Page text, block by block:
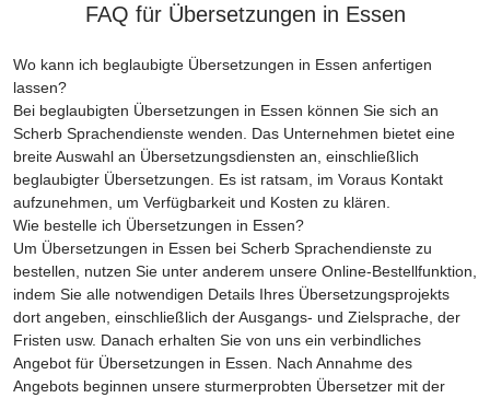
FAQ für Übersetzungen in Essen
Wo kann ich beglaubigte Übersetzungen in Essen anfertigen
lassen?
Bei beglaubigten Übersetzungen in Essen können Sie sich an
Scherb Sprachendienste wenden. Das Unternehmen bietet eine
breite Auswahl an Übersetzungsdiensten an, einschließlich
beglaubigter Übersetzungen. Es ist ratsam, im Voraus Kontakt
aufzunehmen, um Verfügbarkeit und Kosten zu klären.
Wie bestelle ich Übersetzungen in Essen?
Um Übersetzungen in Essen bei Scherb Sprachendienste zu
bestellen, nutzen Sie unter anderem unsere Online-Bestellfunktion,
indem Sie alle notwendigen Details Ihres Übersetzungsprojekts
dort angeben, einschließlich der Ausgangs- und Zielsprache, der
Fristen usw. Danach erhalten Sie von uns ein verbindliches
Angebot für Übersetzungen in Essen. Nach Annahme des
Angebots beginnen unsere sturmerprobten Übersetzer mit der